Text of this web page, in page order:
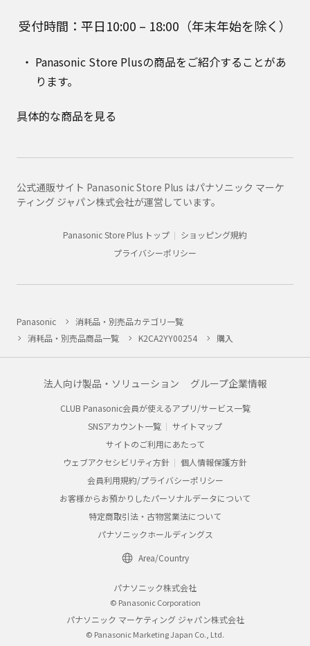
受付時間：平日10:00 – 18:00（年末年始を除く）
Panasonic Store Plusの商品をご紹介することがあ
ります。
具体的な商品を見る
公式通販サイト Panasonic Store Plus はパナソニック マーケ
ティング ジャパン株式会社が運営しています。
Panasonic Store Plus トップ
ショッピング規約
プライバシーポリシー
Panasonic
消耗品・別売品カテゴリ一覧
消耗品・別売品商品一覧
K2CA2YY00254 購入
法人向け製品・ソリューション グループ企業情報
CLUB Panasonic会員が使えるアプリ/サービス一覧
SNSアカウント一覧
サイトマップ
サイトのご利用にあたって
ウェブアクセシビリティ方針
個人情報保護方針
会員利用規約/プライバシーポリシー
お客様からお預かりしたパーソナルデータについて
特定商取引法・古物営業法について
パナソニックホールディングス
Area/Country
パナソニック株式会社
© Panasonic Corporation
パナソニック マーケティング ジャパン株式会社
© Panasonic Marketing Japan Co., Ltd.